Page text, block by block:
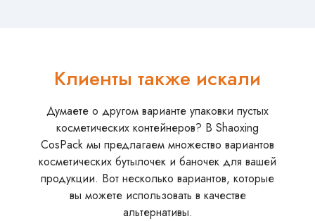
Клиенты также искали
Думаете о другом варианте упаковки пустых
косметических контейнеров? В Shaoxing
CosPack мы предлагаем множество вариантов
косметических бутылочек и баночек для вашей
продукции. Вот несколько вариантов, которые
вы можете использовать в качестве
альтернативы.